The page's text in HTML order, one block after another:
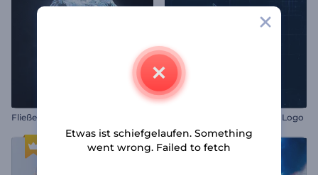
Fließendes Logo-Reveal Elektrisierter Stein Gaming-Logo
Etwas ist schiefgelaufen. Something
went wrong. Failed to fetch